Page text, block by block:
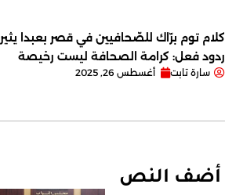
كلام توم برّاك للصّحافيين في قصر بعبدا يثير
ردود فعل: كرامة الصحافة ليست رخيصة
سارة تابت أغسطس 26, 2025
أضف النص